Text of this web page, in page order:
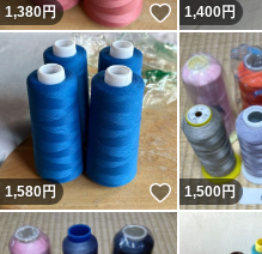
1,380円 いいね！
1,400円
1,580円 いいね！
1,500円